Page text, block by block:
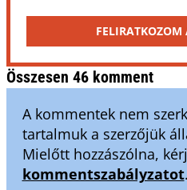
FELIRATKOZOM
Összesen 46 komment
A kommentek nem
tartalmuk a szerzőjük
Mielőtt hozzászólna,
kommentszabályzatot.